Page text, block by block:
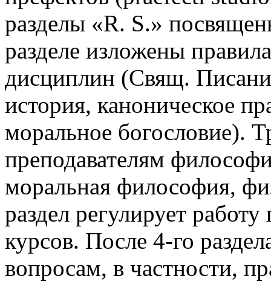
разделы «R. S.»
разделе изложены
дисциплин (Свящ.
история, каноническое
моральное богословие).
преподавателям
моральная философия,
раздел регулирует
курсов. После 4-го
вопросам, в частности,